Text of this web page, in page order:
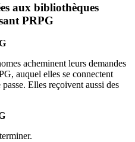
aux bibliothèques
PRPG
acheminent leurs demandes
auquel elles se connectent
Elles reçoivent aussi des